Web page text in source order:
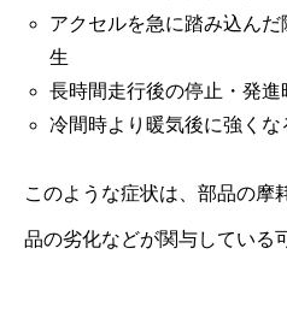
アクセルを急に踏み込ん
生
長時間走行後の停止・発
冷間時より暖気後に強くな
このような症状は、部品の摩
品の劣化などが関与している